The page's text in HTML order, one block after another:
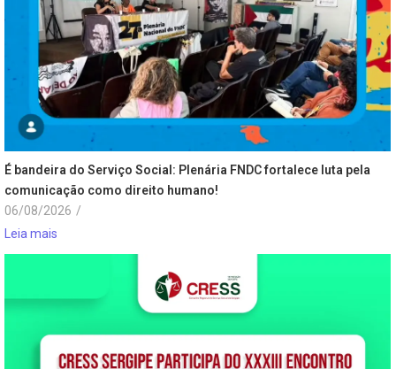
É bandeira do Serviço Social: Plenária FNDC fortalece luta pela
comunicação como direito humano!
06/08/2026 /
Leia mais